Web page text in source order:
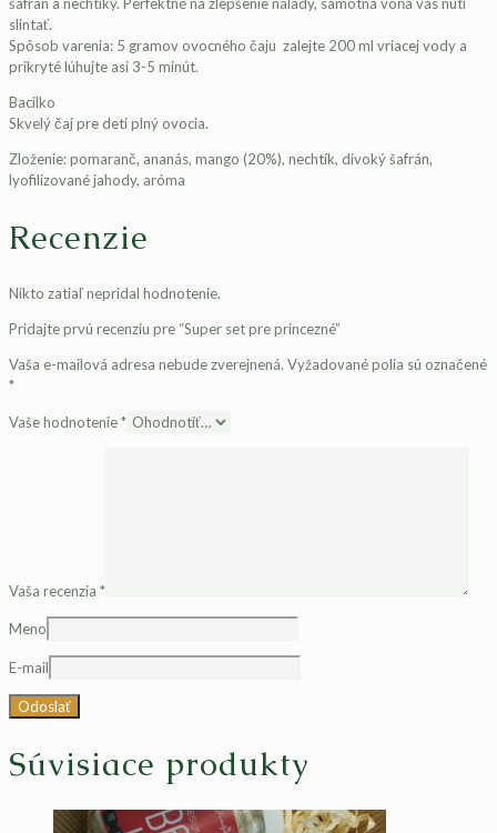
šafran a nechtíky. Perfektné na zlepšenie nálady, samotná vôňa vás núti
slintať.
Spôsob varenia: 5 gramov ovocného čaju zalejte 200 ml vriacej vody a
prikryté lúhujte asi 3-5 minút.
Bacilko
Skvelý čaj pre deti plný ovocia.
Zloženie: pomaranč, ananás, mango (20%), nechtík, divoký šafrán,
lyofilizované jahody, aróma
Recenzie
Nikto zatiaľ nepridal hodnotenie.
Pridajte prvú recenziu pre “Super set pre princezné”
Vaša e-mailová adresa nebude zverejnená. Vyžadované polia sú označené
*
Vaše hodnotenie*
Vaša recenzia *
Meno
E-mail
Súvisiace produkty